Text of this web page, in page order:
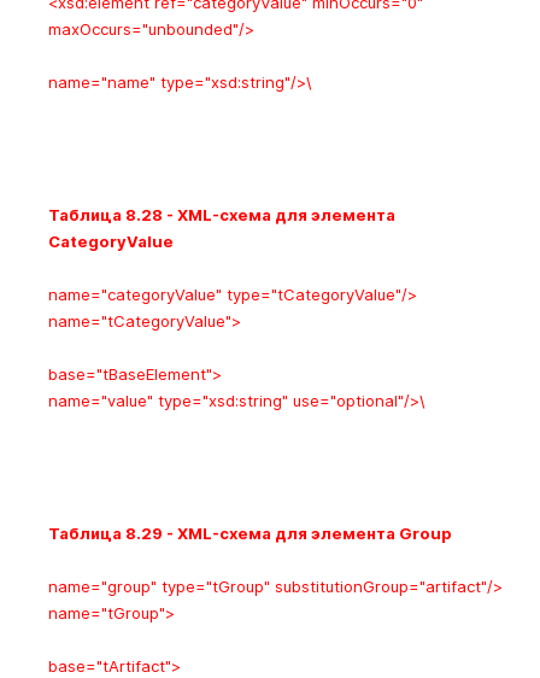
maxOccurs="unbounded"/>
name="name" type="xsd:string"/>\
Таблица 8.28 - XML-схема для элемента
CategoryValue
name="categoryValue" type="tCategoryValue"/>
name="tCategoryValue">
base="tBaseElement">
name="value" type="xsd:string" use="optional"/>\
Таблица 8.29 - XML-схема для элемента Group
name="group" type="tGroup" substitutionGroup="artifact"/>
name="tGroup">
base="tArtifact">